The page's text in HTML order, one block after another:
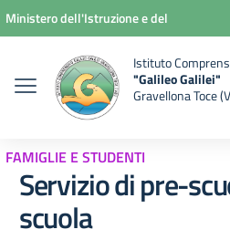
Vai ai contenuti
Vai al menu di navigazione
Vai al footer
Ministero dell'Istruzione e del
Istituto
"Galileo Galilei"
Gravellona Toce
FAMIGLIE E STUDENTI
Servizio di pre-
scuola